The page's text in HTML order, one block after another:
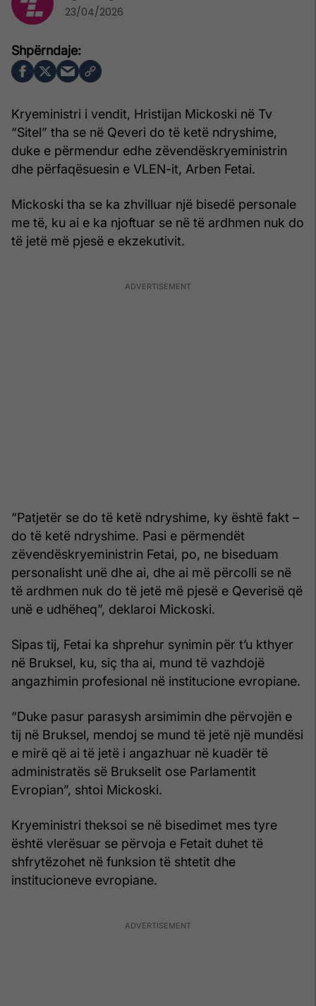
Kryeministri i vendit, Hristijan Mickoski në Tv
“Sitel” tha se në Qeveri do të ketë ndryshime,
duke e përmendur edhe zëvendëskryeministrin
dhe përfaqësuesin e VLEN-it, Arben Fetai.
Mickoski tha se ka zhvilluar një bisedë personale
me të, ku ai e ka njoftuar se në të ardhmen nuk do
të jetë më pjesë e ekzekutivit.
“Patjetër se do të ketë ndryshime, ky është fakt –
do të ketë ndryshime. Pasi e përmendët
zëvendëskryeministrin Fetai, po, ne biseduam
personalisht unë dhe ai, dhe ai më përcolli se në
të ardhmen nuk do të jetë më pjesë e Qeverisë që
unë e udhëheq”, deklaroi Mickoski.
Sipas tij, Fetai ka shprehur synimin për t’u kthyer
në Bruksel, ku, siç tha ai, mund të vazhdojë
angazhimin profesional në institucione evropiane.
“Duke pasur parasysh arsimimin dhe përvojën e
tij në Bruksel, mendoj se mund të jetë një mundësi
e mirë që ai të jetë i angazhuar në kuadër të
administratës së Brukselit ose Parlamentit
Evropian”, shtoi Mickoski.
Kryeministri theksoi se në bisedimet mes tyre
është vlerësuar se përvoja e Fetait duhet të
shfrytëzohet në funksion të shtetit dhe
institucioneve evropiane.
23/04/2026